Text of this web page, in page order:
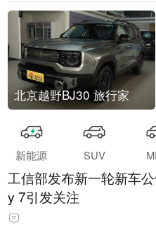
北京越野BJ30 旅行家
新能源 SUV
工信部发布新一轮新车
y 7引发关注